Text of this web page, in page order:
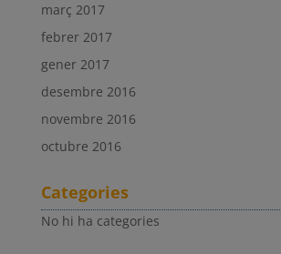
març 2017
febrer 2017
gener 2017
desembre 2016
novembre 2016
octubre 2016
Categories
No hi ha categories